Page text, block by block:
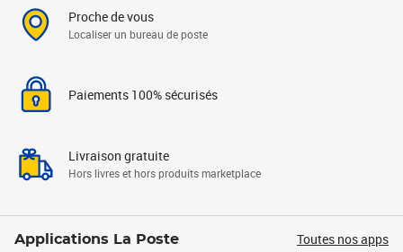
Proche de vous
Localiser un bureau de poste
Paiements 100% sécurisés
Livraison gratuite
Hors livres et hors produits marketplace
Applications La Poste Toutes nos apps